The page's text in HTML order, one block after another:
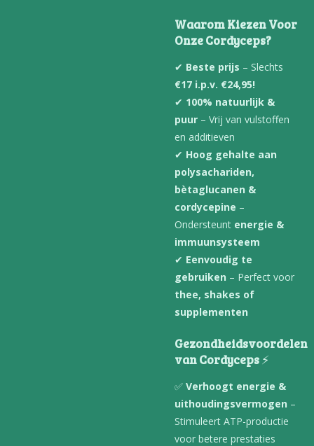
Waarom Kiezen Voor
Onze Cordyceps?
✔ Beste prijs – Slechts
€17 i.p.v. €24,95!
✔ 100% natuurlijk &
puur – Vrij van vulstoffen
en additieven
✔ Hoog gehalte aan
polysachariden,
bètaglucanen &
cordycepine –
Ondersteunt energie &
immuunsysteem
✔ Eenvoudig te
gebruiken – Perfect voor
thee, shakes of
supplementen
Gezondheidsvoordelen
van Cordyceps⚡
✅ Verhoogt energie &
uithoudingsvermogen –
Stimuleert ATP-productie
voor betere prestaties